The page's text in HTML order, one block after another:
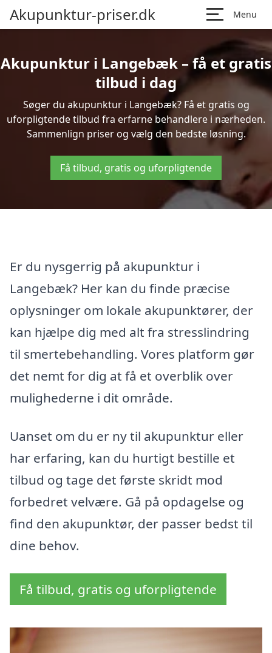
Akupunktur-priser.dk Menu
Akupunktur i Langebæk – få et gratis
tilbud i dag
Søger du akupunktur i Langebæk? Få et gratis og
uforpligtende tilbud fra erfarne behandlere i nærheden.
Sammenlign priser og vælg den bedste løsning.
Få tilbud, gratis og uforpligtende
Er du nysgerrig på akupunktur i
Langebæk? Her kan du finde præcise
oplysninger om lokale akupunktører, der
kan hjælpe dig med alt fra stresslindring
til smertebehandling. Vores platform gør
det nemt for dig at få et overblik over
mulighederne i dit område.
Uanset om du er ny til akupunktur eller
har erfaring, kan du hurtigt bestille et
tilbud og tage det første skridt mod
forbedret velvære. Gå på opdagelse og
find den akupunktør, der passer bedst til
dine behov.
Få tilbud, gratis og uforpligtende